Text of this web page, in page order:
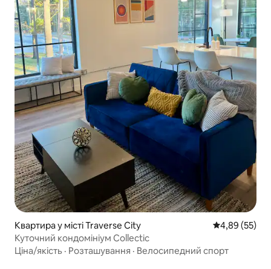
Квартира у місті Traverse City Середня
4,89 (55)
Куточний кондомініум Collectic
Ціна/якість · Розташування · Велосипедний спорт